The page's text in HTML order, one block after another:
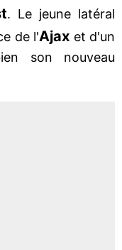
. Le jeune latéral
de l'Ajax et d'un
son nouveau